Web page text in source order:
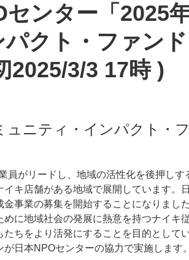
センター「2025
パクト・ファン
2025/3/3 17時 )
ュニティ・インパクト・フ
員がリードし、地域の活性化を後押し
イキ店舗がある地域で展開しています。
金事業の募集を開始することになりまし
に地域社会の発展に熱意を持つナイキ
たちをより活発にすることを目的として
が日本NPOセンターの協力で実施します。